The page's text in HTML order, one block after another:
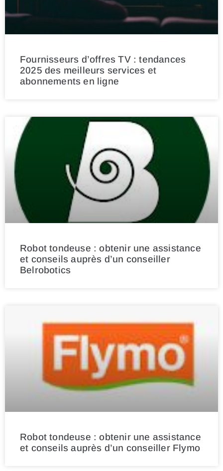
Fournisseurs d’offres TV : tendances
2025 des meilleurs services et
abonnements en ligne
Robot tondeuse : obtenir une assistance
et conseils auprès d’un conseiller
Belrobotics
Robot tondeuse : obtenir une assistance
et conseils auprès d’un conseiller Flymo